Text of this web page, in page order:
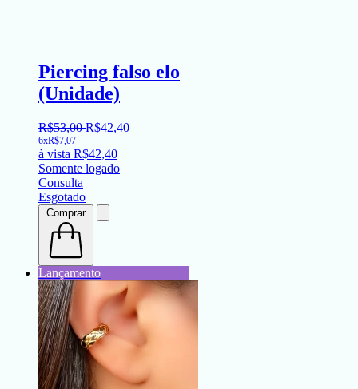
Piercing falso elo
(Unidade)
R$53,00 R$42,40
6xR$7,07
à vista R$42,40
Somente logado
Consulta
Esgotado
Comprar